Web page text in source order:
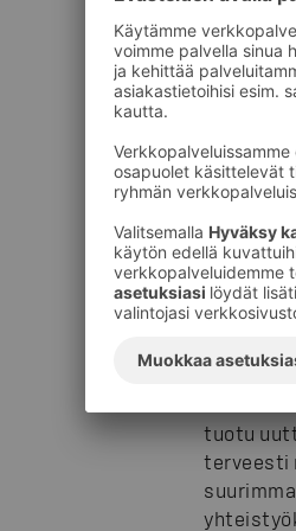
Myös
–
hänen
tuomalla
Tero
noin
–
tuotu
terveesti